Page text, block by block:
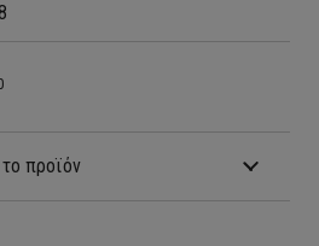
προϊόν